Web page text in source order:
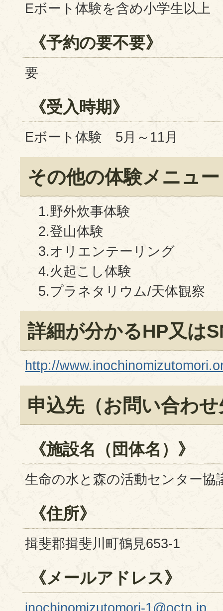
Eボート体験を含め小学生以上
《予約の要不要》
要
《受入時期》
Eボート体験 5月～11月
その他の体験メニュー
1.野外炊事体験
2.登山体験
3.オリエンテーリング
4.火起こし体験
5.プラネタリウム/天体観察
詳細が分かるHP又は
http://
申込先（お問い合わ
《施設名（団体名）》
生命の水と森の活動センター協
《住所》
揖斐郡揖斐川町鶴見653-1
《メールアドレス》
inochinomizutomori-1@octn.jp